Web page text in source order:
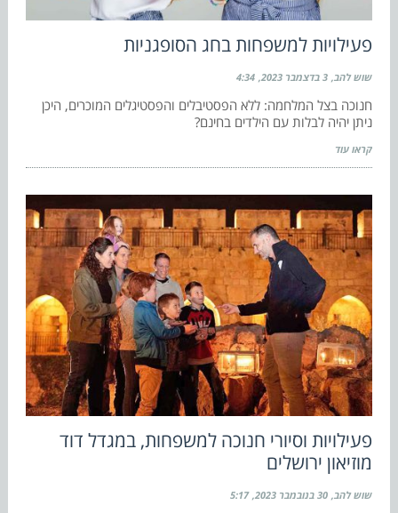
פעילויות למשפחות בחג הסופגניות
שוש להב 3 בדצמבר 2023 4:34
חנוכה בצל המלחמה: ללא הפסטיבלים והפסטיגלים המוכרים, היכן
ניתן יהיה לבלות עם הילדים בחינם?
קראו עוד
פעילויות וסיורי חנוכה למשפחות, במגדל דוד
מוזיאון ירושלים
שוש להב 30 בנובמבר 2023 5:17